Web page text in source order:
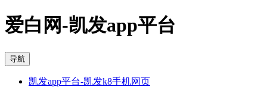
爱白网-凯发app平台
导航
凯发app平台-凯发k8手机网页